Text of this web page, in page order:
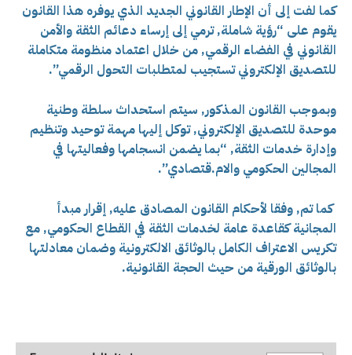
كما لفت إلى أن الإطار القانوني الجديد الذي يوفره هذا القانون
يقوم على “رؤية شاملة, ترمي إلى إرساء دعائم الثقة والأمن
القانوني في الفضاء الرقمي, من خلال اعتماد منظومة متكاملة
للتصديق الإلكتروني تستجيب لمتطلبات التحول الرقمي”.
وبموجب القانون المذكور, سيتم استحداث سلطة وطنية
موحدة للتصديق الإلكتروني, توكل إليها مهمة توحيد وتنظيم
وإدارة خدمات الثقة, “بما يضمن انسجامها وفعاليتها في
المجالين الحكومي والام.قتصادي”.
كما تم, وفقا لأحكام القانون المصادق عليه, إقرار مبدأ
المجانية كقاعدة عامة لخدمات الثقة في القطاع الحكومي, مع
تكريس الاعتراف الكامل بالوثائق الالكترونية وضمان معادلتها
بالوثائق الورقية من حيث الحجة القانونية.